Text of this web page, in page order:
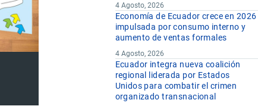
4 Agosto, 2026
Economía de Ecuador crece en 2026
impulsada por consumo interno y
aumento de ventas formales
4 Agosto, 2026
Ecuador integra nueva coalición
regional liderada por Estados
Unidos para combatir el crimen
organizado transnacional